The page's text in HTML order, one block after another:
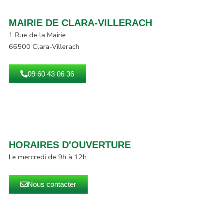
MAIRIE DE CLARA-VILLERACH
1 Rue de la Mairie
66500 Clara-Villerach
09 60 43 06 36
HORAIRES D'OUVERTURE
Le mercredi de 9h à 12h
Nous contacter